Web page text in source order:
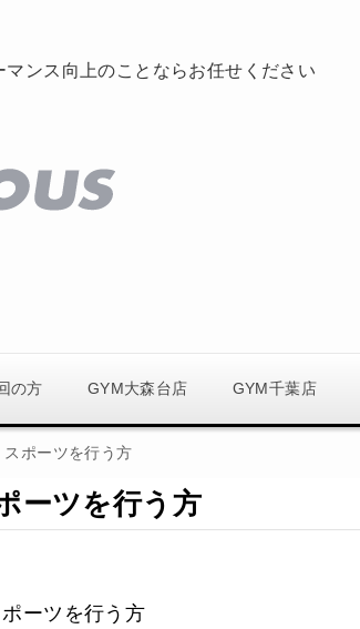
ンス向上のことならお任せください
の方 GYM大森台店 GYM千葉店
スポーツを行う方
ーツを行う方
ーツを行う方